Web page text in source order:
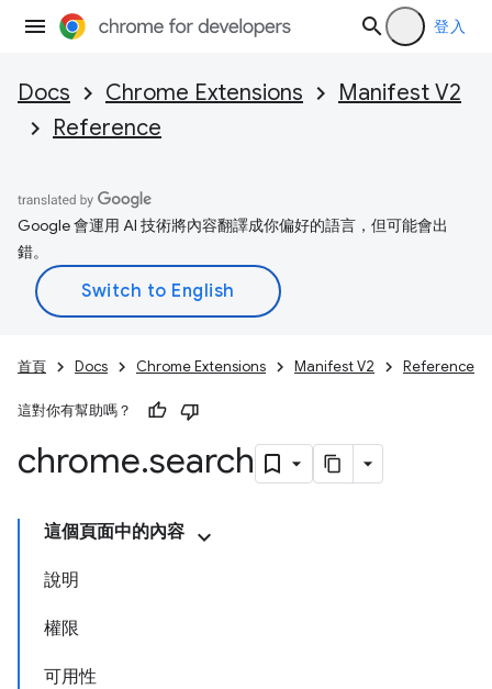
登入
Docs Chrome Extensions
Manifest V2
Reference
Google 會運用 AI 技術將內容翻譯成你偏好的語言，但可能會出
錯。
首頁 Docs Chrome Extensions Manifest V2 Reference
這對你有幫助嗎？
chrome.search
這個頁面中的內容
說明
權限
可用性